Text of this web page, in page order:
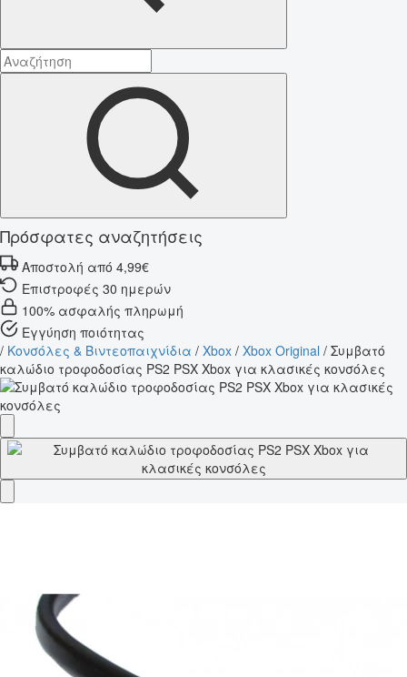
Πρόσφατες αναζητήσεις
Αποστολή από 4,99€
Επιστροφές 30 ημερών
100% ασφαλής πληρωμή
Εγγύηση ποιότητας
/ Κονσόλες & Βιντεοπαιχνίδια / Xbox / Xbox Original / Συμβατό
καλώδιο τροφοδοσίας PS2 PSX Xbox για κλασικές κονσόλες